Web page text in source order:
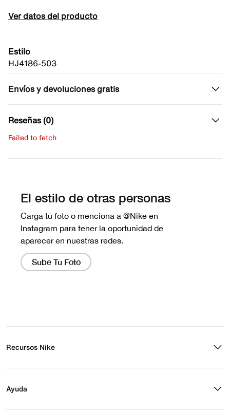
Ver datos del producto
Estilo
HJ4186-503
Envíos y devoluciones gratis
Reseñas (0)
Failed to fetch
Recursos Nike
Regístrate para recibir correos
Ayuda